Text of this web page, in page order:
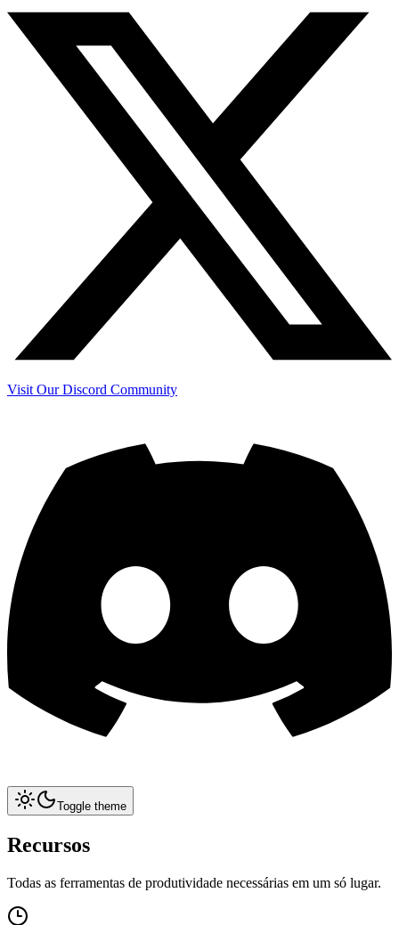
Visit Our Discord Community
Toggle theme
Recursos
Todas as ferramentas de produtividade necessárias em um só lugar.